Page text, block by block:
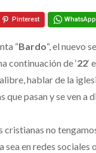
Pinterest WhatsApp
“Bardo“, el nuevo
continuación de ‘22‘
hablar de la
pasan y se ven a
cristianas no
en redes sociales